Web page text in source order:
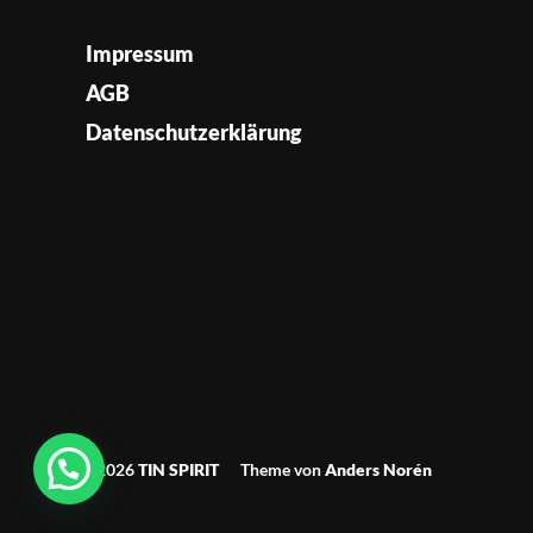
Impressum
AGB
Datenschutzerklärung
© 2026TIN SPIRIT Theme vonAnders Norén